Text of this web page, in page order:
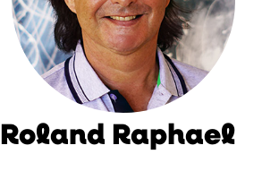
Roland Raphael